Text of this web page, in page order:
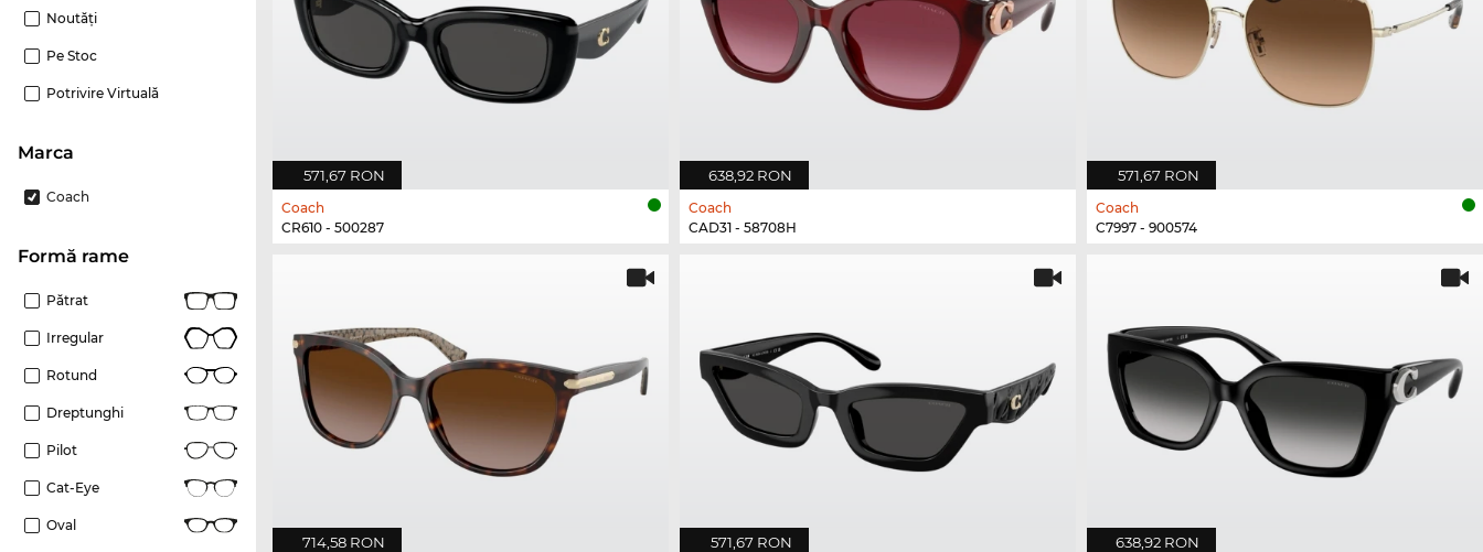
Noutăţi
Pe Stoc
Potrivire Virtuală
marca
Coach
Formă rame
Pătrat
Irregular
Rotund
Dreptunghi
Pilot
Cat-Eye
Oval
571,67 RON
Coach
CR610 - 500287
638,92 RON
Coach
CAD31 - 58708H
571,67 RON
Coach
C7997 - 900574
714,58 RON 571,67 RON 638,92 RON